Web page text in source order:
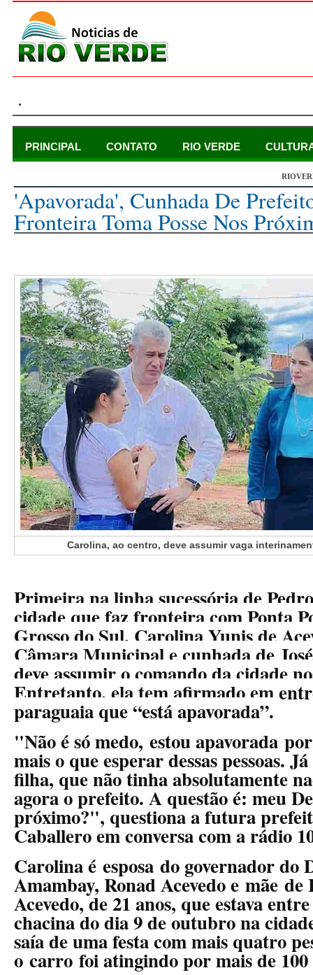
.
PRINCIPAL CONTATO RIO VERDE
'Apavorada', Cunhada De
Fronteira Toma Posse Nos
Carolina, ao centro, deve assumir vaga
Primeira na linha sucessória de
cidade que faz fronteira com Ponta
Grosso do Sul, Carolina Yunis de
Câmara Municipal e cunhada de
deve assumir o comando da cidade
Entretanto, ela tem afirmado em
paraguaia que “está apavorada”.
"Não é só medo, estou apavorada
mais o que esperar dessas pessoas.
filha, que não tinha absolutamente
agora o prefeito. A questão é: meu
próximo?", questiona a futura
Caballero em conversa com a rádio
Carolina é esposa do governador do
Amambay, Ronad Acevedo e mãe
Acevedo, de 21 anos, que estava
chacina do dia 9 de outubro na
saía de uma festa com mais quatro
o carro foi atingindo por mais de 100